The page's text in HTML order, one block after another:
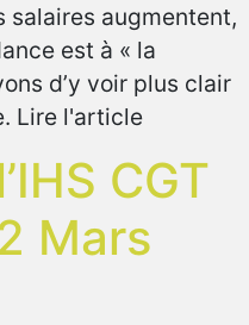
salaires augmentent,
est à « la
d’y voir plus clair
Lire l'article
CGT
Mars